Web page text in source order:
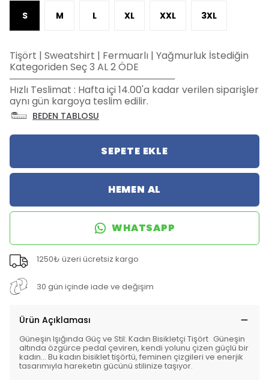
S M L XL XXL 3XL
Tişört | Sweatshirt | Fermuarlı | Yağmurluk İstediğin
Kategoriden Seç 3 AL 2 ÖDE
─────────────────────────
Hızlı Teslimat : Hafta içi 14.00'a kadar verilen siparişler
aynı gün kargoya teslim edilir.
BEDEN TABLOSU
SEPETE EKLE
HEMEN AL
WHATSAPP
1250₺ üzeri ücretsiz kargo
30 gün içinde iade ve değişim
Ürün Açıklaması
Güneşin Işığında Güç ve Stil: Kadın Bisikletçi Tişört Güneşin
altında özgürce pedal çeviren, kendi yolunu çizen güçlü bir
kadın… Bu kadın bisiklet tişörtü, feminen çizgileri ve enerjik
tasarımıyla hareketin gücünü stilinize taşıyor.